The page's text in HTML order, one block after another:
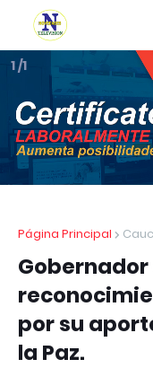
1 /1
Página Principal
por su
la Paz.